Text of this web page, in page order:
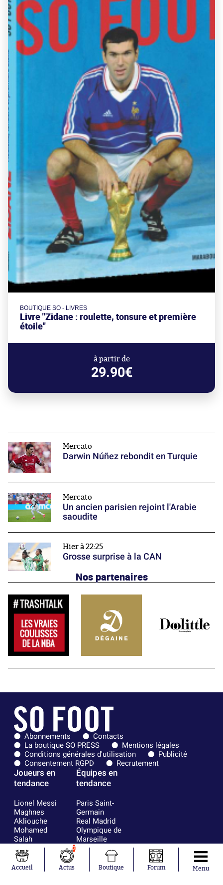
BOUTIQUE SO - LIVRES
Livre "Zidane : roulette, tonsure et première
étoile"
à partir de
29.90€
Mercato
Darwin Núñez rebondit en Turquie
Mercato
Un ancien parisien rejoint l'Arabie
saoudite
Hier à 22:25
Grosse surprise à la CAN
Nos partenaires
Abonnements
Contacts
La boutique SO PRESS
Mentions légales
Conditions générales d'utilisation
Publicité
Consentement RGPD
Recrutement
Joueurs en
tendance
Lionel Messi
Maghnes
Akliouche
Mohamed
Salah
Neymar
Julián Álvarez
Ferrán Torres
Équipes en
tendance
Paris Saint-
Germain
Real Madrid
Olympique de
Marseille
FIFA
FC Barcelone
Argentine
Accueil
0
Actus Boutique Forum Menu